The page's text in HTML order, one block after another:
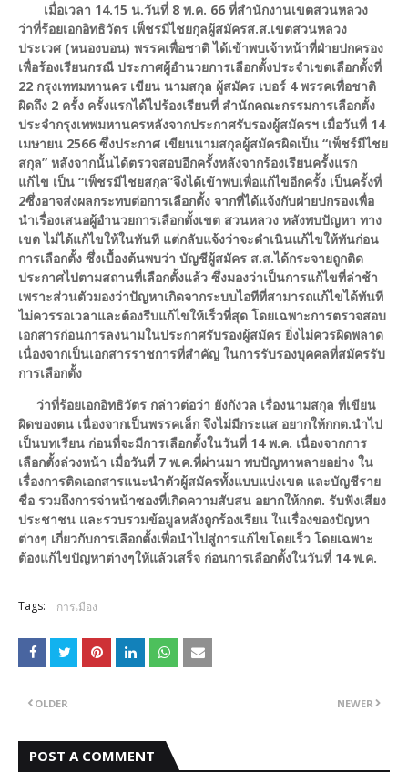
เมื่อเวลา 14.15 น.วันที่ 8 พ.ค. 66 ที่สำนักงานเขตสวนหลวง
ว่าที่ร้อยเอกอิทธิวัตร เพ็ชรมีไชยกุลผู้สมัครส.ส.เขตสวนหลวง
ประเวศ (หนองบอน) พรรคเพื่อชาติ ได้เข้าพบเจ้าหน้าที่ฝ่ายปกครอง
เพื่อร้องเรียนกรณี ประกาศผู้อำนวยการเลือกตั้งประจำเขตเลือกตั้งที่
22 กรุงเทพมหานคร เขียน นามสกุล ผู้สมัคร เบอร์ 4 พรรคเพื่อชาติ
ผิดถึง 2 ครั้ง ครั้งแรกได้ไปร้องเรียนที่ สำนักคณะกรรมการเลือกตั้ง
ประจำกรุงเทพมหานครหลังจากประกาศรับรองผู้สมัครฯ เมื่อวันที่ 14
เมษายน 2566 ซึ่งประกาศ เขียนนามสกุลผู้สมัครผิดเป็น “เพ็ชร์มีไชย
สกุล” หลังจากนั้นได้ตรวจสอบอีกครั้งหลังจากร้องเรียนครั้งแรก
แก้ไข เป็น “เพ็ชรมีไชยสกุล”จึงได้เข้าพบเพื่อแก้ไขอีกครั้ง เป็นครั้งที่
2ซึ่งอาจส่งผลกระทบต่อการเลือกตั้ง จากที่ได้แจ้งกับฝ่ายปกรองเพื่อ
นำเรื่องเสนอผู้อำนวยการเลือกตั้งเขต สวนหลวง หลังพบปัญหา ทาง
เขต ไม่ได้แก้ไขให้ในทันที แต่กลับแจ้งว่าจะดำเนินแก้ไขให้ทันก่อน
การเลือกตั้ง ซึ่งเบื้องต้นพบว่า บัญชีผู้สมัคร ส.ส.ได้กระจายถูกติด
ประกาศไปตามสถานที่เลือกตั้งแล้ว ซึ่งมองว่าเป็นการแก้ไขที่ล่าช้า
เพราะส่วนตัวมองว่าปัญหาเกิดจากระบบไอทีที่สามารถแก้ไขได้ทันที
ไม่ควรรอเวลาและต้องรีบแก้ไขให้เร็วที่สุด โดยเฉพาะการตรวจสอบ
เอกสารก่อนการลงนามในประกาศรับรองผู้สมัคร ยิ่งไม่ควรผิดพลาด
เนื่องจากเป็นเอกสารราชการที่สำคัญ ในการรับรองบุคคลที่สมัครรับ
การเลือกตั้ง
ว่าที่ร้อยเอกอิทธิวัตร กล่าวต่อว่า ยังกังวล เรื่องนามสกุล ที่เขียน
ผิดของตน เนื่องจากเป็นพรรคเล็ก จึงไม่มีกระแส อยากให้กกต.นำไป
เป็นบทเรียน ก่อนที่จะมีการเลือกตั้งในวันที่ 14 พ.ค. เนื่องจากการ
เลือกตั้งล่วงหน้า เมื่อวันที่ 7 พ.ค.ที่ผ่านมา พบปัญหาหลายอย่าง ใน
เรื่องการติดเอกสารแนะนำตัวผู้สมัครทั้งแบบแบ่งเขต และบัญชีราย
ชื่อ รวมถึงการจ่าหน้าซองที่เกิดความสับสน อยากให้กกต. รับฟังเสียง
ประชาชน และรวบรวมข้อมูลหลังถูกร้องเรียน ในเรื่องของปัญหา
ต่างๆ เกี่ยวกับการเลือกตั้งเพื่อนำไปสู่การแก้ไขโดยเร็ว โดยเฉพาะ
ต้องแก้ไขปัญหาต่างๆให้แล้วเสร็จ ก่อนการเลือกตั้งในวันที่ 14 พ.ค.
Tags: การเมือง
NEWER
OLDER
POST A COMMENT